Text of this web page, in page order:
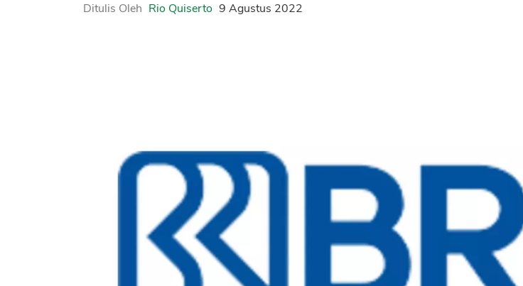
Ditulis Oleh Rio Quiserto 9 Agustus 2022